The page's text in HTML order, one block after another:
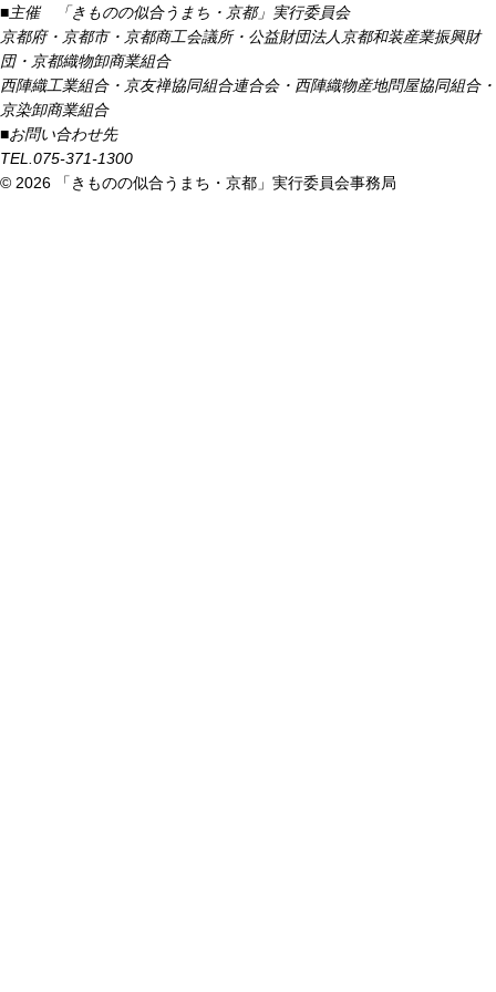
■主催 「きものの似合うまち・京都」実行委員会
京都府・京都市・京都商工会議所・公益財団法人京都和装産業振興財
団・京都織物卸商業組合
西陣織工業組合・京友禅協同組合連合会・西陣織物産地問屋協同組合・
京染卸商業組合
■お問い合わせ先
TEL.075-371-1300
© 2026 「きものの似合うまち・京都」実行委員会事務局